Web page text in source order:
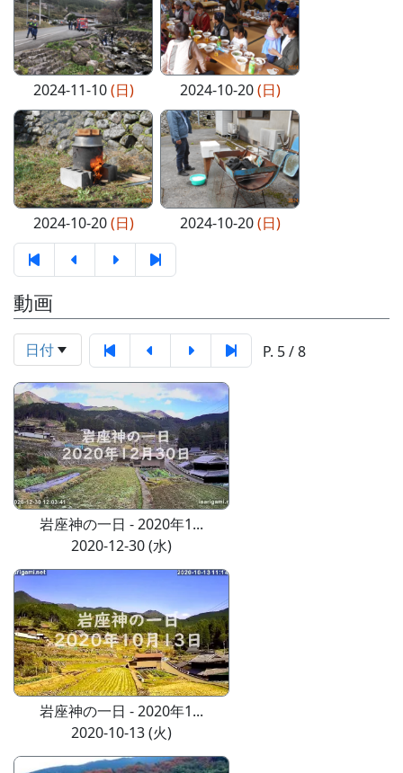
2024-11-10(日) 2024-10-20(日)
2024-10-20(日) 2024-10-20(日)
動画
日付 P. 5 / 8
岩座神の一日 - 2020年1...
2020-12-30 (水)
岩座神の一日 - 2020年1...
2020-10-13 (火)